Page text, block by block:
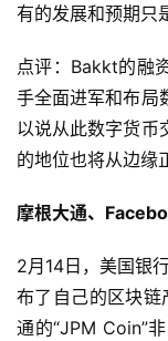
有的发展和预期只
点评：Bakkt的融
手全面进军和布局
以说从此数字货币
的地位也将从边缘
摩根大通、
2月14日，美国银
布了自己的区块
通的“JPM Coin”